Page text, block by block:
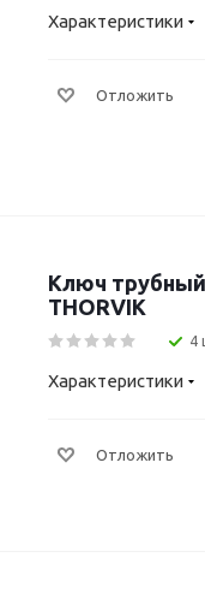
Характеристики
Отложить
Ключ
THORVIK
4
Характеристики
Отложить